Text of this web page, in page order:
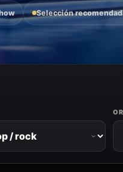
Selección